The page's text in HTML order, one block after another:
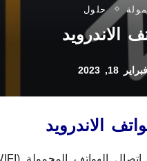
حلول
الاندرويد
فبراير 18, 2023
الاندرويد